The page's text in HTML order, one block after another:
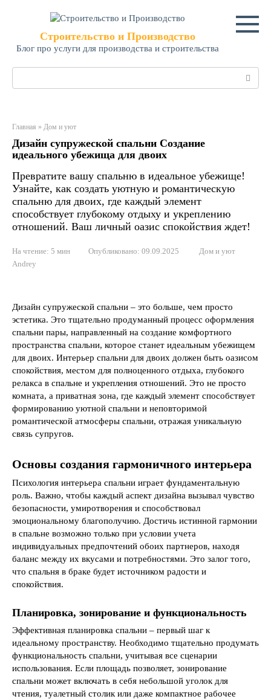
Строительство и Производство
Блог про услуги для производства и строительства
Главная » Дом и уют
Дизайн супружеской спальни Создание
идеального убежища для двоих
Превратите вашу спальню в идеальное убежище!
Узнайте, как создать уютную и романтическую
спальню для двоих, где каждый элемент
способствует глубокому отдыху и укреплению
отношений. Ваш личный оазис спокойствия ждет!
На чтение: 5 мин Опубликовано: 09.09.2025
Дом и уют
Andrey
Дизайн супружеской спальни – это больше, чем просто
эстетика. Это тщательно продуманный процесс оформления
спальни пары, направленный на создание комфортного
пространства спальни, которое станет идеальным убежищем
для двоих. Интерьер спальни для двоих должен быть оазисом
спокойствия, местом для полноценного отдыха, глубокого
релакса в спальне и укрепления отношений. Это не просто
комната, а приватная зона, где каждый элемент способствует
формированию уютной спальни и неповторимой
романтической атмосферы спальни, отражая уникальную
связь супругов.
Основы создания гармоничного интерьера
Психология интерьера спальни играет фундаментальную
роль. Важно, чтобы каждый аспект дизайна вызывал чувство
безопасности, умиротворения и способствовал
эмоциональному благополучию. Достичь истинной гармонии
в спальне возможно только при условии учета
индивидуальных предпочтений обоих партнеров, находя
баланс между их вкусами и потребностями. Это залог того,
что спальня в браке будет источником радости и
спокойствия.
Планировка, зонирование и функциональность
Эффективная планировка спальни – первый шаг к
идеальному пространству. Необходимо тщательно продумать
функциональность спальни, учитывая все сценарии
использования. Если площадь позволяет, зонирование
спальни может включать в себя небольшой уголок для
чтения, туалетный столик или даже компактное рабочее